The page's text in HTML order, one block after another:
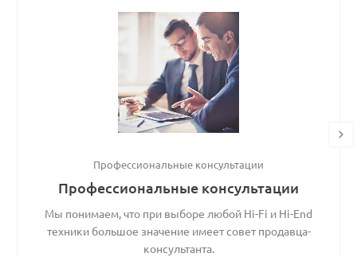
Профессиональные консультации
Профессиональные консультации
Мы понимаем, что при выборе любой Hi-Fi и Hi-End
техники большое значение имеет совет продавца-
консультанта.